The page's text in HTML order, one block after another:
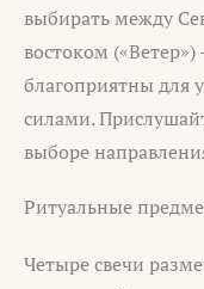
выбирать между
востоком
благоприятны для
силами.
выборе
Ритуальные
Четыре свечи